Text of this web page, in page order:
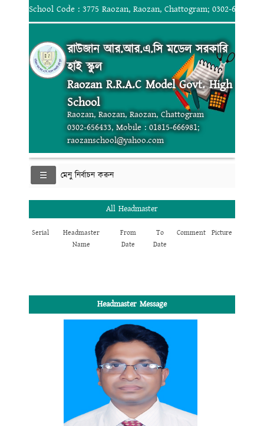
School Code : 3775 Raozan, Raozan, Chattogram; 0302-656433,
রাউজান আর.আর.এ.সি মডেল সরকারি
হাই স্কুল
Raozan R.R.A.C Model Govt. High
School
Raozan, Raozan, Raozan, Chattogram
0302-656433, Mobile : 01815-666981;
raozanschool@yahoo.com
মেনু নির্বাচন করুন
All Headmaster
Serial
Headmaster
Name
From
Date
To
Date
Comment Picture
Headmaster Message